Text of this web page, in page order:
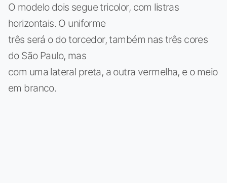
O modelo dois segue tricolor, com listras
horizontais. O uniforme
três será o do torcedor, também nas três cores
do São Paulo, mas
com uma lateral preta, a outra vermelha, e o meio
em branco.